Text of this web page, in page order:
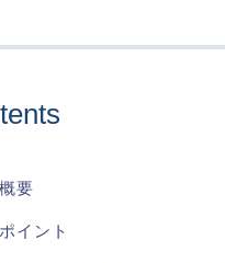
概要
ポイント